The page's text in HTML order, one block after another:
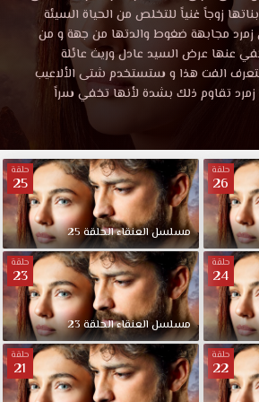
زوجاً غنياً للتخلص من الحياة السيئة
زمرد مجابهة ضغوط والدتها من جهة و من
عنها عرض السيد عادل وريث عائلة
الفت هذا و ستستخدم شتى الألاعيب
زمرد تقاوم ذلك بشدة لأنها تخفي سراً
حلقة
26
حلقة
25
مسلسلالعنقاءالحلقة25
حلقة
24
حلقة
23
مسلسلالعنقاءالحلقة23
حلقة
22
حلقة
21